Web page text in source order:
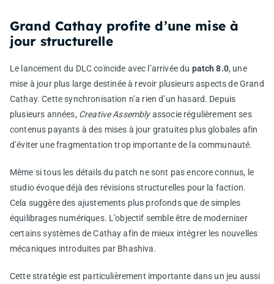
Grand Cathay profite d’une mise à
jour structurelle
Le lancement du DLC coïncide avec l’arrivée du patch 8.0, une
mise à jour plus large destinée à revoir plusieurs aspects de Grand
Cathay. Cette synchronisation n’a rien d’un hasard. Depuis
plusieurs années, Creative Assemblyassocie régulièrement ses
contenus payants à des mises à jour gratuites plus globales afin
d’éviter une fragmentation trop importante de la communauté.
Même si tous les détails du patch ne sont pas encore connus, le
studio évoque déjà des révisions structurelles pour la faction.
Cela suggère des ajustements plus profonds que de simples
équilibrages numériques. L’objectif semble être de moderniser
certains systèmes de Cathay afin de mieux intégrer les nouvelles
mécaniques introduites par Bhashiva.
Cette stratégie est particulièrement importante dans un jeu aussi